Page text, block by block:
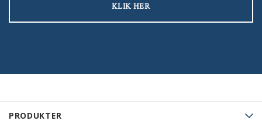
PRODUKTER
KLIK HER